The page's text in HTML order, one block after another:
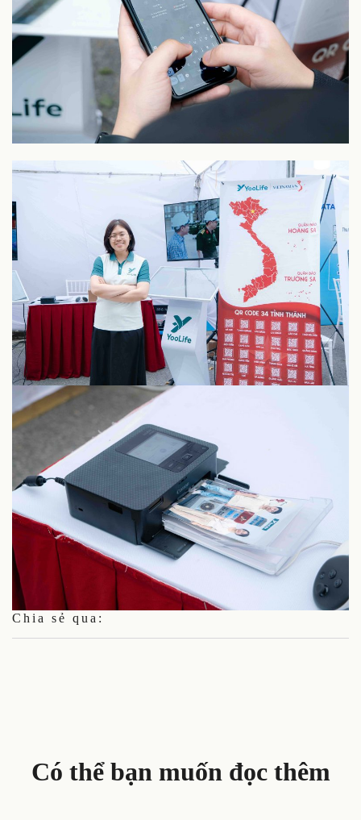
Chia sẻ qua:
Có thể bạn muốn đọc thêm